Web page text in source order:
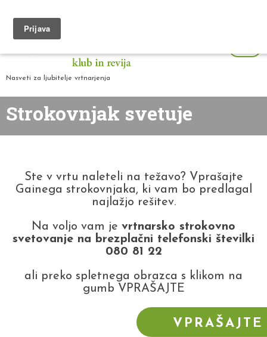
Nasveti za ljubitelje vrtnarjenja
Strokovnjak svetuje
Ste v vrtu naleteli na težavo? Vprašajte
Gainega strokovnjaka, ki vam bo predlagal
najlažjo rešitev.
Na voljo vam je vrtnarsko strokovno
svetovanje na brezplačni telefonski številki
080 81 22
ali preko spletnega obrazca s klikom na
gumb VPRAŠAJTE
VPRAŠAJTE